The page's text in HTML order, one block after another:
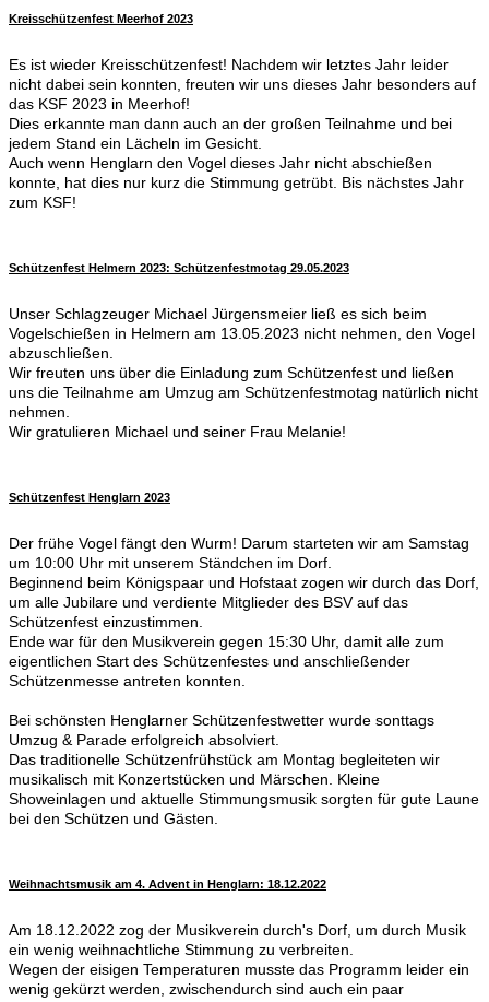
Kreisschützenfest Meerhof 2023
Es ist wieder Kreisschützenfest! Nachdem wir letztes Jahr leider
nicht dabei sein konnten, freuten wir uns dieses Jahr besonders auf
das KSF 2023 in Meerhof!
Dies erkannte man dann auch an der großen Teilnahme und bei
jedem Stand ein Lächeln im Gesicht.
Auch wenn Henglarn den Vogel dieses Jahr nicht abschießen
konnte, hat dies nur kurz die Stimmung getrübt. Bis nächstes Jahr
zum KSF!
Schützenfest Helmern 2023: Schützenfestmotag 29.05.2023
Unser Schlagzeuger Michael Jürgensmeier ließ es sich beim
Vogelschießen in Helmern am 13.05.2023 nicht nehmen, den Vogel
abzuschließen.
Wir freuten uns über die Einladung zum Schützenfest und ließen
uns die Teilnahme am Umzug am Schützenfestmotag natürlich nicht
nehmen.
Wir gratulieren Michael und seiner Frau Melanie!
Schützenfest Henglarn 2023
Der frühe Vogel fängt den Wurm! Darum starteten wir am Samstag
um 10:00 Uhr mit unserem Ständchen im Dorf.
Beginnend beim Königspaar und Hofstaat zogen wir durch das Dorf,
um alle Jubilare und verdiente Mitglieder des BSV auf das
Schützenfest einzustimmen.
Ende war für den Musikverein gegen 15:30 Uhr, damit alle zum
eigentlichen Start des Schützenfestes und anschließender
Schützenmesse antreten konnten.
Bei schönsten Henglarner Schützenfestwetter wurde sonttags
Umzug & Parade erfolgreich absolviert.
Das traditionelle Schützenfrühstück am Montag begleiteten wir
musikalisch mit Konzertstücken und Märschen. Kleine
Showeinlagen und aktuelle Stimmungsmusik sorgten für gute Laune
bei den Schützen und Gästen.
Weihnachtsmusik am 4. Advent in Henglarn: 18.12.2022
Am 18.12.2022 zog der Musikverein durch's Dorf, um durch Musik
ein wenig weihnachtliche Stimmung zu verbreiten.
Wegen der eisigen Temperaturen musste das Programm leider ein
wenig gekürzt werden, zwischendurch sind auch ein paar